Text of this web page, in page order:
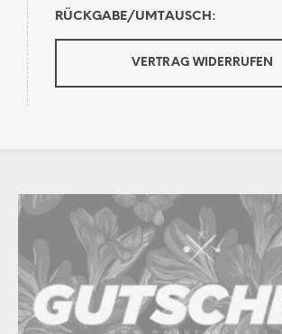
RÜCKGABE/UMTAUSCH:
VERTRAG WIDERRUFEN